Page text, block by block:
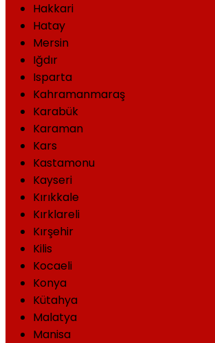
Hakkari
Hatay
Mersin
Iğdır
Isparta
Kahramanmaraş
Karabük
Karaman
Kars
Kastamonu
Kayseri
Kırıkkale
Kırklareli
Kırşehir
Kilis
Kocaeli
Konya
Kütahya
Malatya
Manisa